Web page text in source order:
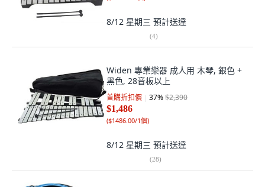
8/12 星期三 預計送達
(4)
Widen 專業樂器 成人用 木琴, 銀色 +
黑色, 28音板以上
首購折扣價 37%$2,390
$1,486
($1486.00/1個)
8/12 星期三 預計送達
(28)